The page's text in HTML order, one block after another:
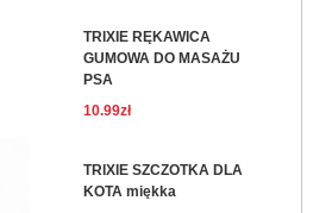
TRIXIE RĘKAWICA
GUMOWA DO MASAŻU
PSA
10.99zł
TRIXIE SZCZOTKA DLA
KOTA miękka